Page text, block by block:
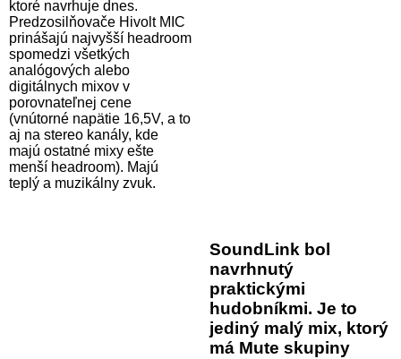
ktoré navrhuje dnes.
Predzosilňovače Hivolt MIC
prinášajú najvyšší headroom
spomedzi všetkých
analógových alebo
digitálnych mixov v
porovnateľnej cene
(vnútorné napätie 16,5V, a to
aj na stereo kanály, kde
majú ostatné mixy ešte
menší headroom). Majú
teplý a muzikálny zvuk.
SoundLink bol
navrhnutý
praktickými
hudobníkmi. Je to
jediný malý mix, ktorý
má Mute skupiny